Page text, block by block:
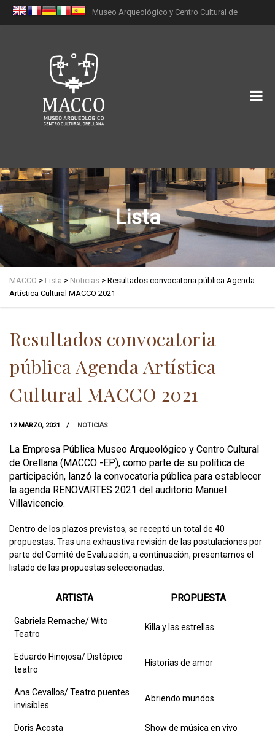
Museo Arqueológico y Centro Cultural de
Lista
MACCO > Lista > Noticias > Resultados convocatoria pública Agenda
Artística Cultural MACCO 2021
Resultados convocatoria
pública Agenda Artística
Cultural MACCO 2021
12 MARZO, 2021 NOTICIAS
La Empresa Pública Museo Arqueológico y Centro Cultural
de Orellana (MACCO -EP), como parte de su política de
participación, lanzó la convocatoria pública para establecer
la agenda RENOVARTES 2021 del auditorio Manuel
Villavicencio.
Dentro de los plazos previstos, se receptó un total de 40
propuestas. Tras una exhaustiva revisión de las postulaciones por
parte del Comité de Evaluación, a continuación, presentamos el
listado de las propuestas seleccionadas.
ARTISTA PROPUESTA
Gabriela Remache/ Wito
Teatro
Killa y las estrellas
Eduardo Hinojosa/ Distópico
teatro
Historias de amor
Ana Cevallos/ Teatro puentes
invisibles
Abriendo mundos
Doris Acosta Show de música en vivo